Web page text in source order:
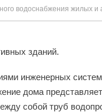
водоснабжения жилых и
зданий.
инженерных
дома
собой труб